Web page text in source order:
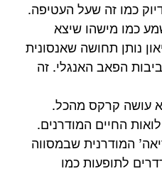
כמו זה שעל העטיפה.
כמו מישהו שיצא
נותן תחושה שאנסונית
הפאב האנגלי. זה
עושה קרקס מהכל.
החיים המודרנים.
המודרנית שבמסווה
לתופעות כמו